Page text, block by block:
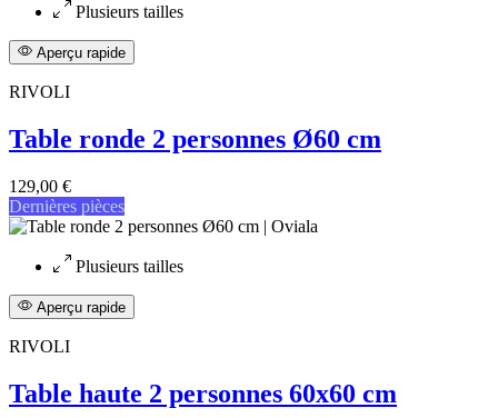
Plusieurs tailles
Aperçu rapide
RIVOLI
Table ronde 2 personnes Ø60 cm
129,00 €
Dernières pièces
Plusieurs tailles
Aperçu rapide
RIVOLI
Table haute 2 personnes 60x60 cm